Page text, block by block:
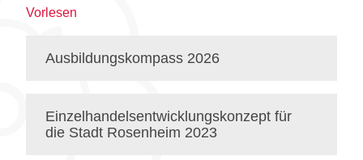
Vorlesen
Ausbildungskompass 2026
Einzelhandelsentwicklungskonzept für
die Stadt Rosenheim 2023